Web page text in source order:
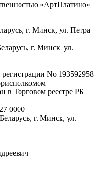
«АртПлатино»
г. Минск, ул. Петра
г. Минск, ул.
регистрации No 193592958
в Торговом реестре РБ
0000
г. Минск, ул.